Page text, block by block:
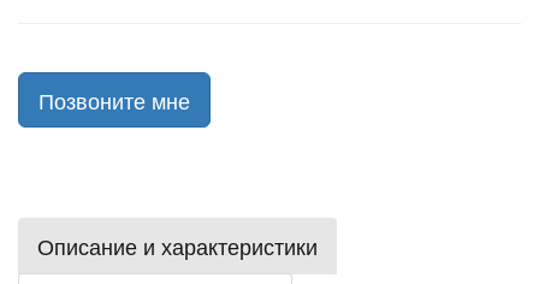
Позвоните мне
Описание и характеристики